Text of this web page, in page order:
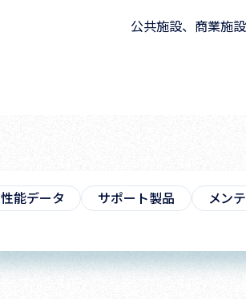
公共施設、商業施
性能データ サポート製品
メン